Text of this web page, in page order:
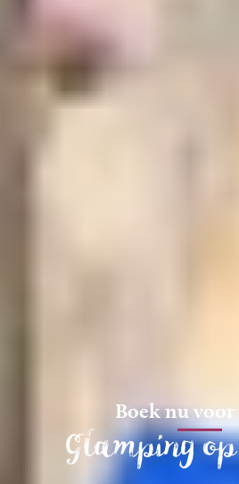
Boek nu voor
Glamping